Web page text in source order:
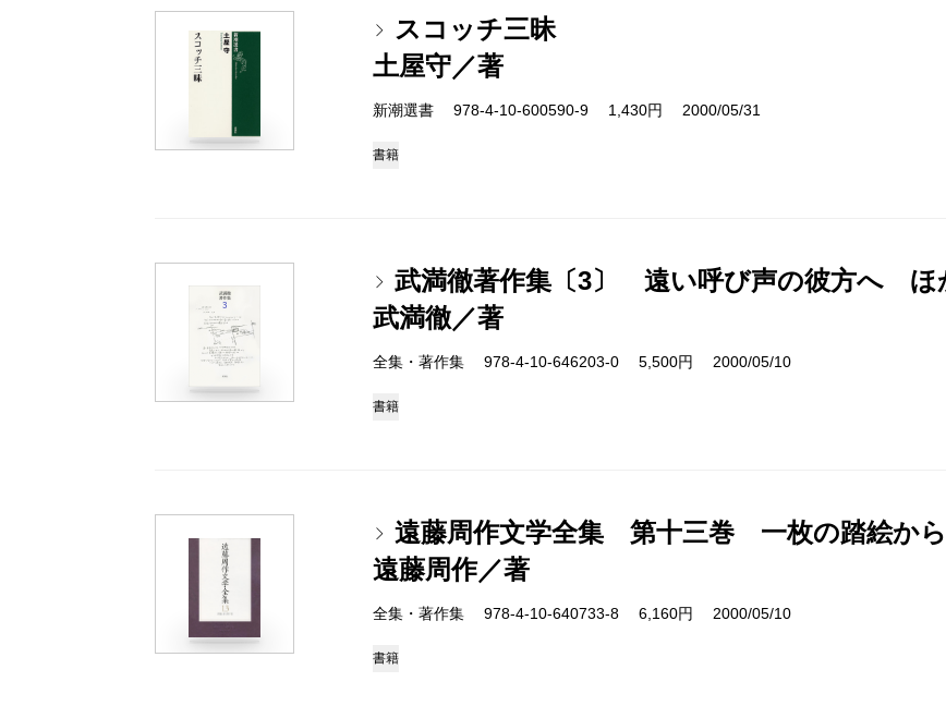
スコッチ三昧
土屋守／著
新潮選書 978-4-10-600590-9 1,430円 2000/05/31
書籍
武満徹著作集〔3〕 遠い呼び声の彼方へ ほ
武満徹／著
全集・著作集 978-4-10-646203-0 5,500円 2000/05/10
書籍
遠藤周作文学全集 第十三巻 一枚の踏絵か
遠藤周作／著
全集・著作集 978-4-10-640733-8 6,160円 2000/05/10
書籍